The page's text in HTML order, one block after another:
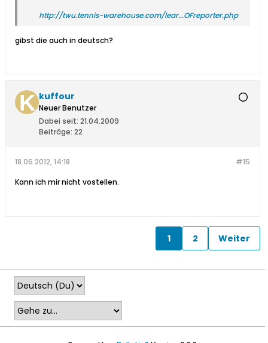
http://twu.tennis-warehouse.com/lear...OFreporter.php
gibst die auch in deutsch?
kuffour
Neuer Benutzer
Dabei seit: 21.04.2009
Beiträge: 22
#15
18.06.2012, 14:18
Kann ich mir nicht vostellen.
1 2 Weiter